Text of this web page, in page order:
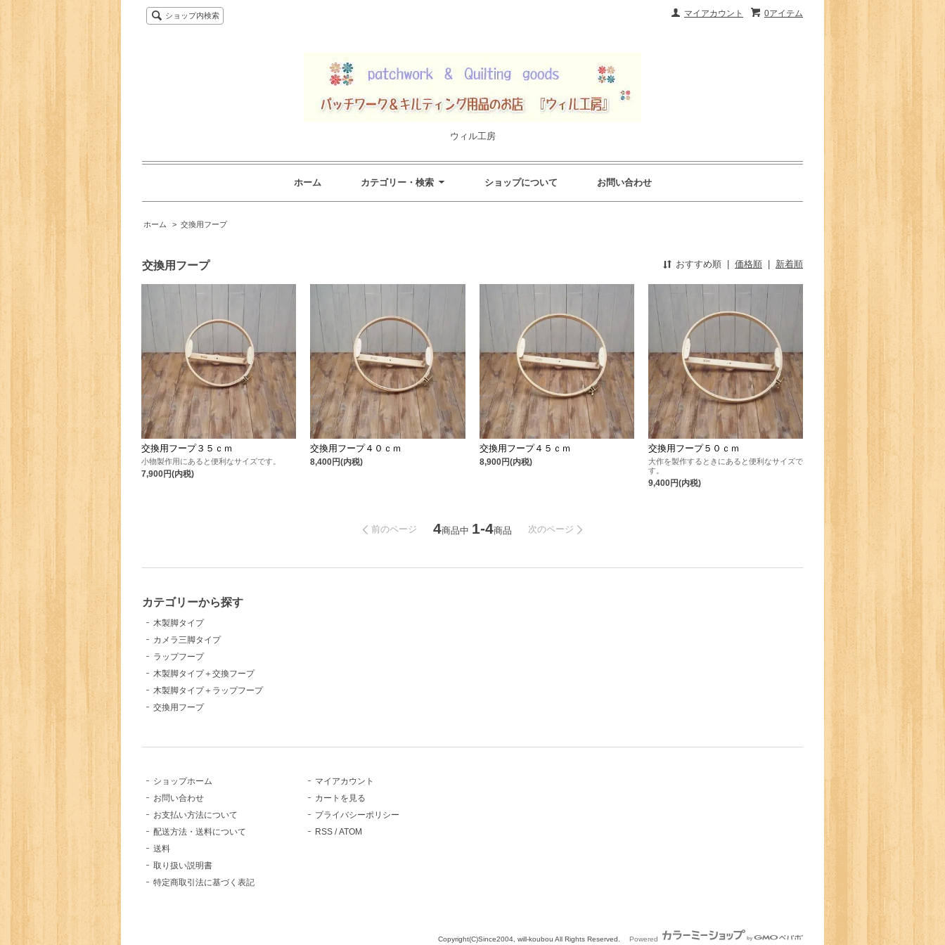
0アイテム
マイアカウント
ショップ内検索
ウィル工房
ホーム カテゴリー・検索 ショップについて お問い合わせ
ホーム > 交換用フープ
交換用フープ おすすめ順 | 価格順 | 新着順
交換用フープ３５ｃｍ
小物製作用にあると便利なサイズです。
7,900円(内税)
交換用フープ４０ｃｍ
8,400円(内税)
交換用フープ４５ｃｍ
8,900円(内税)
交換用フープ５０ｃｍ
大作を製作するときにあると便利なサイズで
す。
9,400円(内税)
前のページ 4商品中 1-4商品 次のページ
カテゴリーから探す
木製脚タイプ
カメラ三脚タイプ
ラップフープ
木製脚タイプ＋交換フープ
木製脚タイプ＋ラップフープ
交換用フープ
ショップホーム
お問い合わせ
お支払い方法について
配送方法・送料について
送料
取り扱い説明書
特定商取引法に基づく表記
マイアカウント
カートを見る
プライバシーポリシー
RSS /ATOM
Copyright(C)Since2004, will-koubou All Rights Reserved. Powered